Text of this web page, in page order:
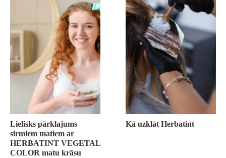
Lielisks pārklajums
sirmiem matiem ar
HERBATINT VEGETAL
COLOR matu krāsu
Kā uzklāt Herbatint